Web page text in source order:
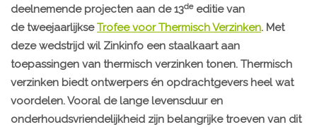
deelnemende projecten aan de 13deeditie van
de tweejaarlijkseTrofee voor Thermisch Verzinken. Met
deze wedstrijd wil Zinkinfo een staalkaart aan
toepassingen van thermisch verzinken tonen. Thermisch
verzinken biedt ontwerpers én opdrachtgevers heel wat
voordelen. Vooral de lange levensduur en
onderhoudsvriendelijkheid zijn belangrijke troeven van dit